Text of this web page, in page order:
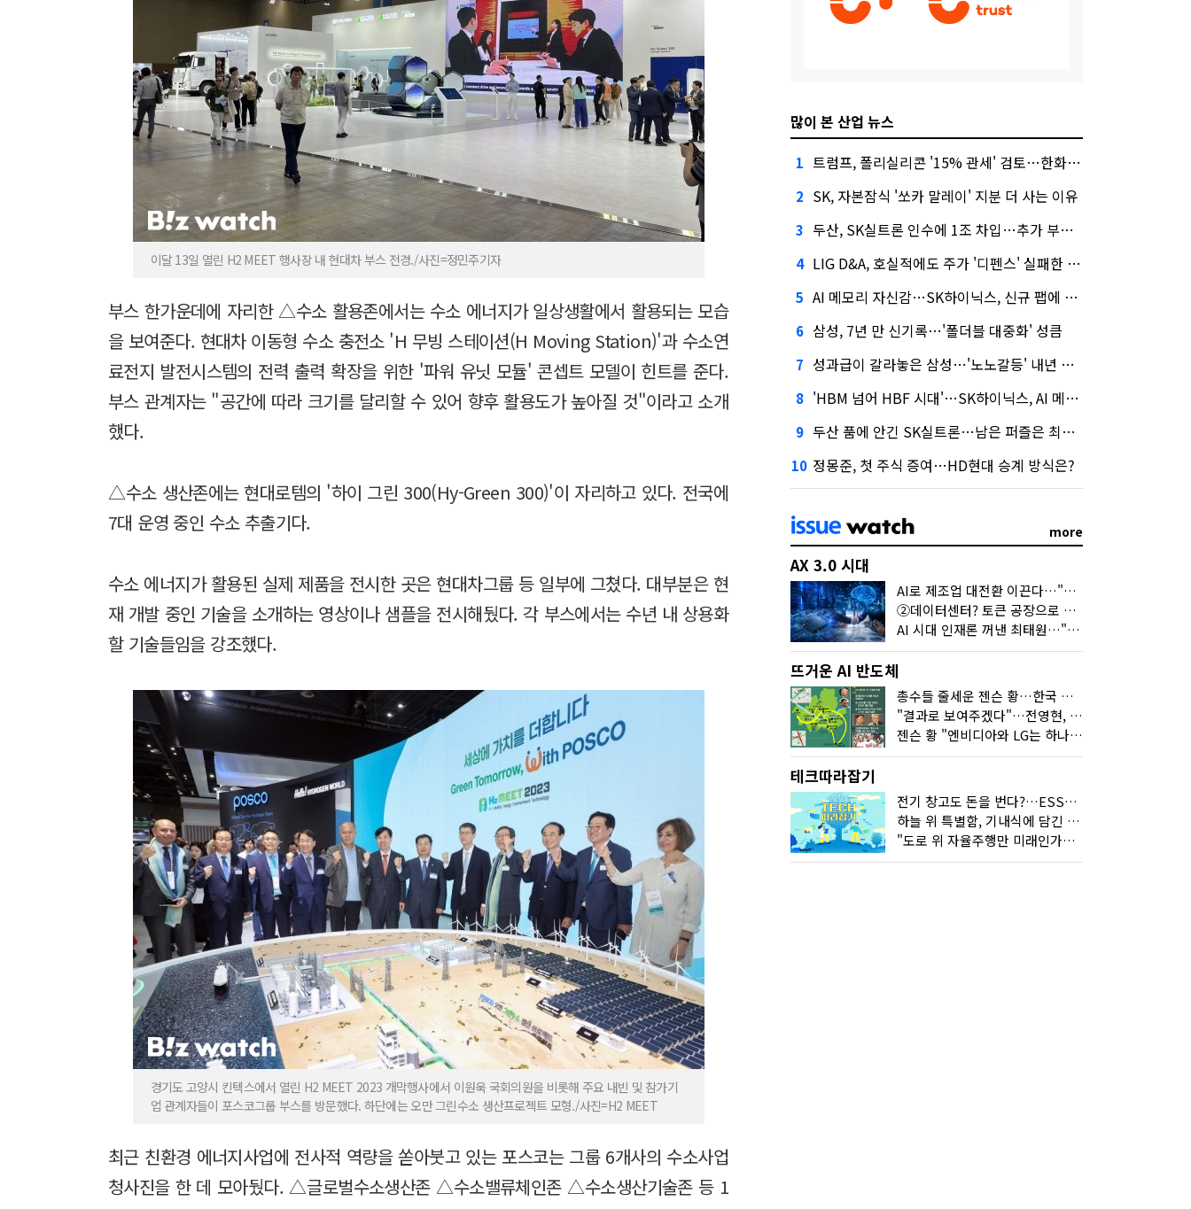
이달 13일 열린 H2 MEET 행사장 내 현대차 부스 전경./사진=정민주기자
부스 한가운데에 자리한 △수소 활용존에서는 수소 에너지가 일상생활에서 활용되는 모습
을 보여준다. 현대차 이동형 수소 충전소 'H 무빙 스테이션(H Moving Station)'과 수소연
료전지 발전시스템의 전력 출력 확장을 위한 '파워 유닛 모듈' 콘셉트 모델이 힌트를 준다.
부스 관계자는 "공간에 따라 크기를 달리할 수 있어 향후 활용도가 높아질 것"이라고 소개
했다.
△수소 생산존에는 현대로템의 '하이 그린 300(Hy-Green 300)'이 자리하고 있다. 전국에
7대 운영 중인 수소 추출기다.
수소 에너지가 활용된 실제 제품을 전시한 곳은 현대차그룹 등 일부에 그쳤다. 대부분은 현
재 개발 중인 기술을 소개하는 영상이나 샘플을 전시해뒀다. 각 부스에서는 수년 내 상용화
할 기술들임을 강조했다.
경기도 고양시 킨텍스에서 열린 H2 MEET 2023 개막행사에서 이원욱 국회의원을 비롯해 주요 내빈 및 참가기
업 관계자들이 포스코그룹 부스를 방문했다. 하단에는 오만 그린수소 생산프로젝트 모형./사진=H2 MEET
최근 친환경 에너지사업에 전사적 역량을 쏟아붓고 있는 포스코는 그룹 6개사의 수소사업
청사진을 한 데 모아뒀다. △글로벌수소생산존 △수소밸류체인존 △수소생산기술존 등 1
많이 본 산업 뉴스
1 트럼프, 폴리실리콘 '15% 관세' 검토…한화큐셀·OCI 영향은?
2 SK, 자본잠식 '쏘카 말레이' 지분 더 사는 이유
3 두산, SK실트론 인수에 1조 차입…추가 부담은?
4 LIG D&A, 호실적에도 주가 '디펜스' 실패한 이유
5 AI 메모리 자신감…SK하이닉스, 신규 팹에 54조 투자
6 삼성, 7년 만 신기록…'폴더블 대중화' 성큼
7 성과급이 갈라놓은 삼성…'노노갈등' 내년 교섭 판 흔들까
8 'HBM 넘어 HBF 시대'…SK하이닉스, AI 메모리 표준 선점 나섰다
9 두산 품에 안긴 SK실트론…남은 퍼즐은 최태원 지분 29.4%
10 정몽준, 첫 주식 증여…HD현대 승계 방식은?
more
AX 3.0 시대
AI로 제조업 대전환 이끈다…"2030년까지 민관합동 20조 투자"
②데이터센터? 토큰 공장으로 변신
AI 시대 인재론 꺼낸 최태원…"협업이 경쟁력"
뜨거운 AI 반도체
총수들 줄세운 젠슨 황…한국 산업계 새판 짰다
"결과로 보여주겠다"…전영현, 젠슨 황과 HBM5 논의
젠슨 황 "엔비디아와 LG는 하나의 거대한 팀"
테크따라잡기
전기 창고도 돈을 번다?…ESS의 '두뇌' EMO가 뭐길래
하늘 위 특별함, 기내식에 담긴 기술의 세계
"도로 위 자율주행만 미래인가요"…진흙탕서 길 내는 HD현대 AI 기술